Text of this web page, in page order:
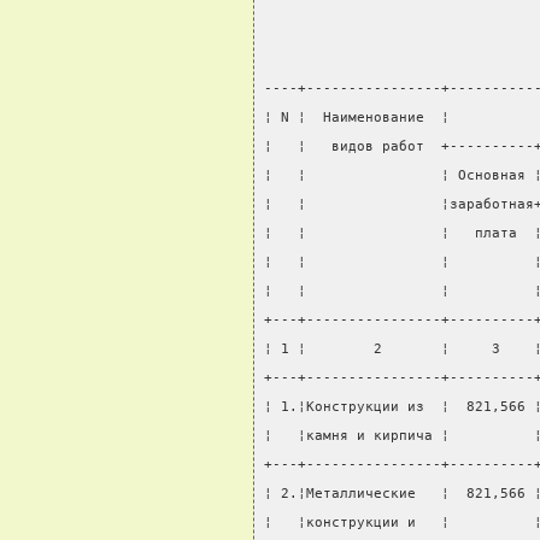
----+----------------
¦ N ¦  Наименование  ¦
¦   ¦   видов работ
¦   ¦                ¦ Основная ¦
¦   ¦
¦   ¦                ¦   плата  ¦
¦   ¦                ¦          ¦
¦   ¦                ¦          ¦
+---+----------------
¦ 1 ¦        2       ¦     3
+---+----------------
¦ 1.¦Конструкции из  ¦
¦   ¦камня и кирпича
+---+----------------
¦ 2.¦Металлические   ¦
¦   ¦конструкции и   ¦